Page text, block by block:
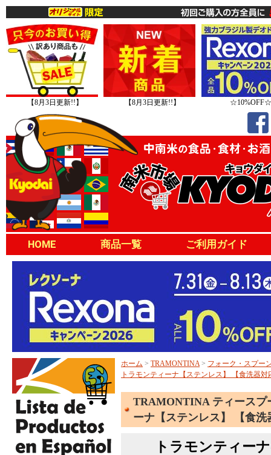
【8月3日更新!!】 【8月3日更新!!】 ☆10%OFF☆
HOME 商品一覧 ご利用ガイド
ホーム > TRAMONTINA> フォーク・スプー
トラモンティーナ【ステンレス】 【食洗器対
TRAMONTINA ティースプ
ーナ【ステンレス】 【食洗
トラモンティー